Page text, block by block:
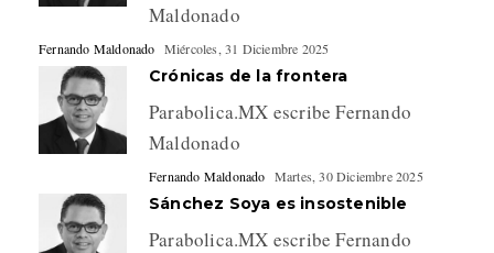
Maldonado
Fernando Maldonado Miércoles, 31 Diciembre 2025
Crónicas de la frontera
Parabolica.MX escribe Fernando
Maldonado
Fernando Maldonado Martes, 30 Diciembre 2025
Sánchez Soya es insostenible
Parabolica.MX escribe Fernando